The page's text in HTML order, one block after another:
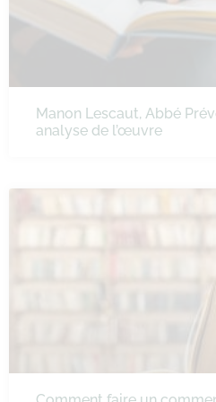
Manon Lescaut, Abbé
analyse de l’œuvre